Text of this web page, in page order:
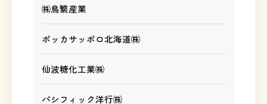
㈱鳥繁産業
ポッカサッポロ北海道㈱
仙波糖化工業㈱
パシフィック洋行㈱